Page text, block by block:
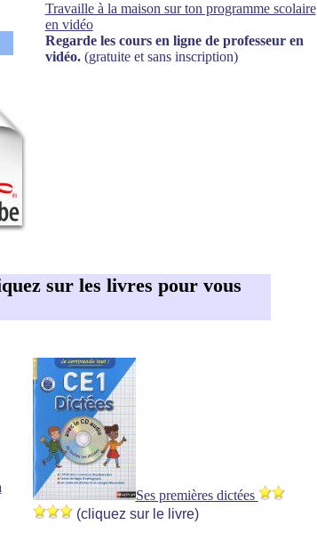
Travaille à la maison sur ton programme scolaire
en vidéo
Regarde les cours en ligne de professeur en
vidéo.(gratuite et sans inscription)
sur les livres pour vous
Ses premières dictées
(cliquez sur le livre)